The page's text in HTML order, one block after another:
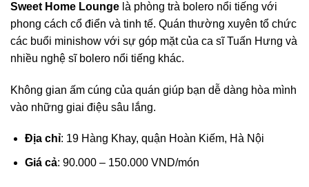
Sweet Home Lounge là phòng trà bolero nổi tiếng với
phong cách cổ điển và tinh tế. Quán thường xuyên tổ chức
các buổi minishow với sự góp mặt của ca sĩ Tuấn Hưng và
nhiều nghệ sĩ bolero nổi tiếng khác.
Không gian ấm cúng của quán giúp bạn dễ dàng hòa mình
vào những giai điệu sâu lắng.
Địa chỉ: 19 Hàng Khay, quận Hoàn Kiếm, Hà Nội
Giá cả: 90.000 – 150.000 VND/món